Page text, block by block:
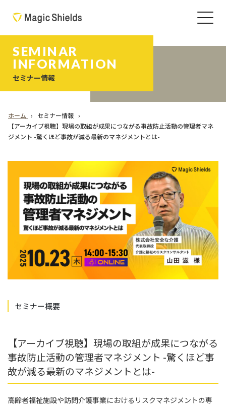
SEMINAR
INFORMATION
セミナー情報
ホーム
セミナー情報
【アーカイブ視聴】現場の取組が成果につながる事故防止活動の管理者マネ
ジメント -驚くほど事故が減る最新のマネジメントとは-
セミナー概要
【アーカイブ視聴】現場の取組が成果につながる
事故防止活動の管理者マネジメント -驚くほど事
故が減る最新のマネジメントとは-
高齢者福祉施設や訪問介護事業におけるリスクマネジメントの専